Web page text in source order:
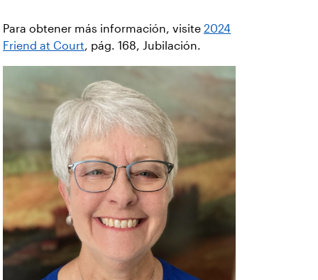
Para obtener más información, visite 2024
Friend at Court, pág. 168, Jubilación.